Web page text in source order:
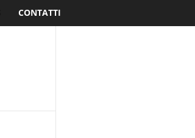
CONTATTI